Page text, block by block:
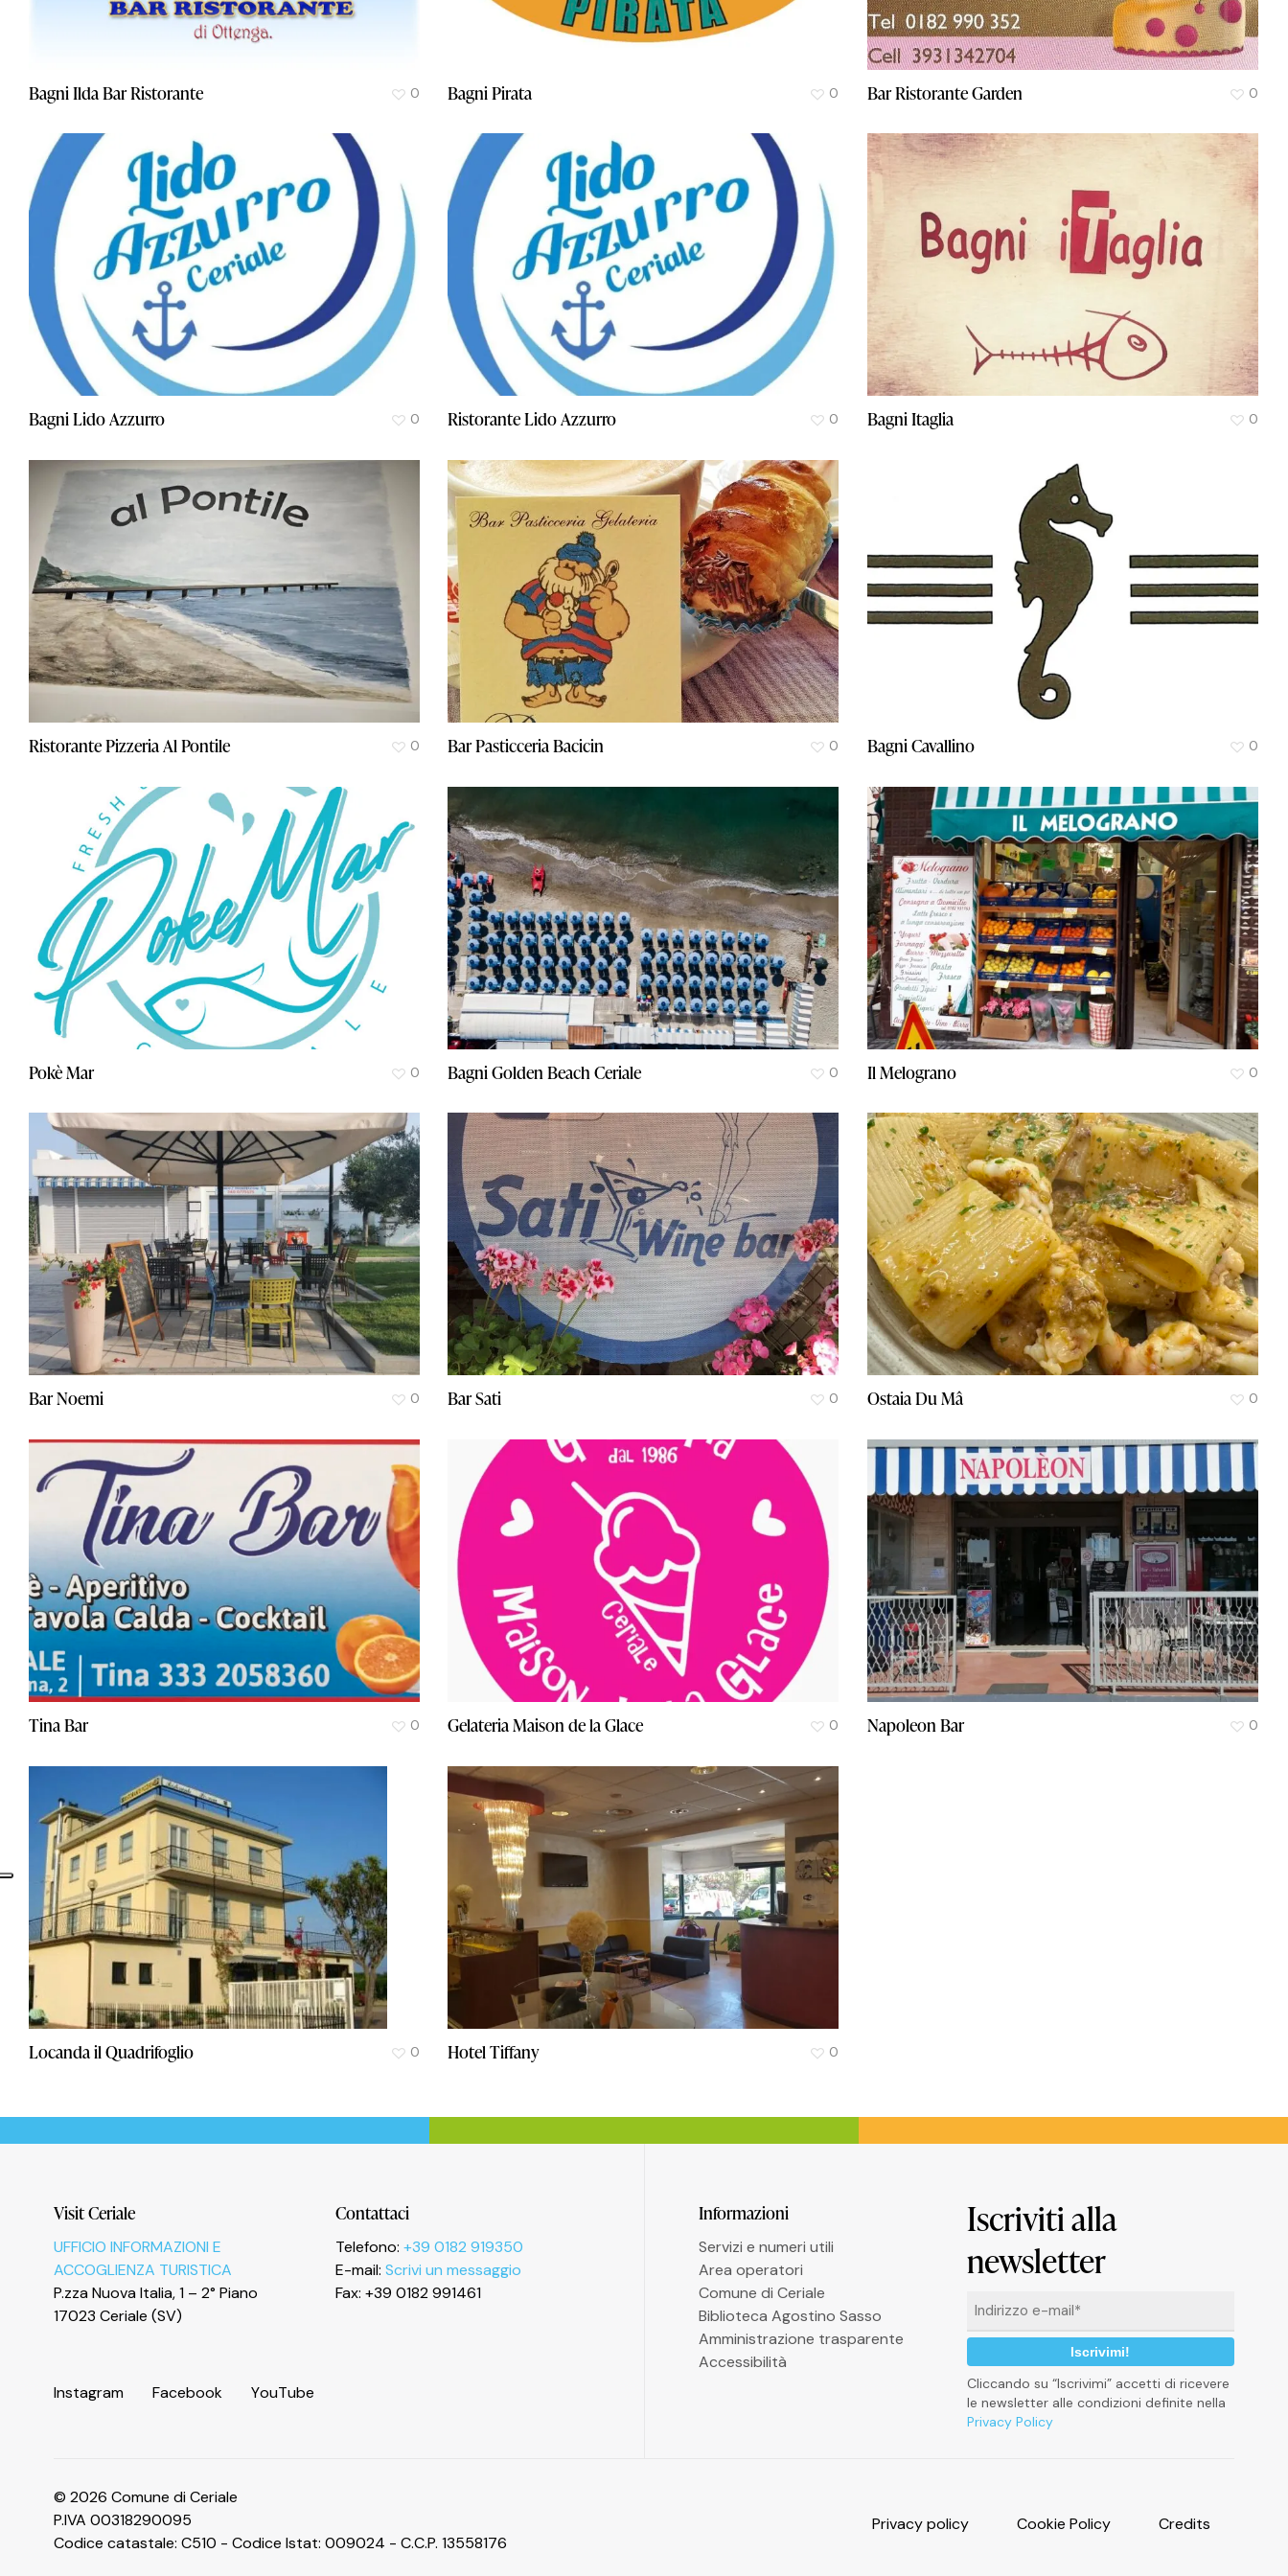
Bagni Ilda Bar Ristorante 0 Bagni Pirata 0 Bar Ristorante Garden 0
Bagni Lido Azzurro 0 Ristorante Lido Azzurro 0 Bagni Itaglia 0
Ristorante Pizzeria Al Pontile 0 Bar Pasticceria Bacicin 0 Bagni Cavallino 0
Pokè Mar 0 Bagni Golden Beach Ceriale 0 Il Melograno 0
Bar Noemi 0 Bar Sati 0 Ostaia Du Mâ 0
Tina Bar 0 Gelateria Maison de la Glace 0 Napoleon Bar 0
Locanda il Quadrifoglio 0 Hotel Tiffany 0
Visit Ceriale
UFFICIO INFORMAZIONI E
ACCOGLIENZA TURISTICA
P.zza Nuova Italia, 1 – 2° Piano
17023 Ceriale (SV)
Contattaci
Telefono: +39 0182 919350
E-mail: Scrivi un messaggio
Fax: +39 0182 991461
Instagram Facebook YouTube
Informazioni
Servizi e numeri utili
Area operatori
Comune di Ceriale
Biblioteca Agostino Sasso
Amministrazione trasparente
Accessibilità
Iscriviti alla
newsletter
Email
Cliccando su “Iscrivimi” accetti di ricevere
le newsletter alle condizioni definite nella
Privacy Policy
© 2026 Comune di Ceriale
P.IVA 00318290095
Codice catastale: C510 - Codice Istat: 009024 - C.C.P. 13558176
Privacypolicy Cookie Policy Credits
Informativa sulla raccolta